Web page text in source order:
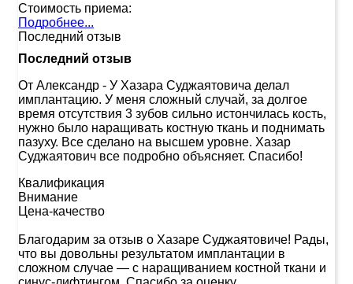
Стоимость приема:
Подробнее...
Последний отзыв
Последний отзыв
От Александр - У Хазара Суджаятовича делал
имплантацию. У меня сложный случай, за долгое
время отсутствия 3 зубов сильно истончилась кость,
нужно было наращивать костную ткань и поднимать
пазуху. Все сделано на высшем уровне. Хазар
Суджаятович все подробно объясняет. Спасибо!
Квалификация
Внимание
Цена-качество
Благодарим за отзыв о Хазаре Суджаятовиче! Рады,
что вы довольны результатом имплантации в
сложном случае — с наращиванием костной ткани и